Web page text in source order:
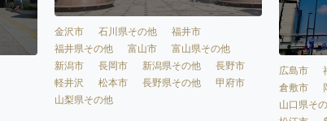
金沢市 石川県その他
福井市
福井県その他
富山市
富山県その他
新潟市
長岡市 新潟県その他
長野市
軽井沢
松本市 長野県その他
甲府市
山梨県その他
広島市
倉敷市
山口県そ